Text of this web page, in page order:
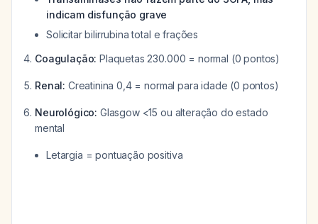
indicam disfunção grave
Solicitar bilirrubina total e frações
Coagulação: Plaquetas 230.000 = normal (0 pontos)
Renal: Creatinina 0,4 = normal para idade (0 pontos)
Neurológico: Glasgow <15 ou alteração do estado
mental
Letargia = pontuação positiva